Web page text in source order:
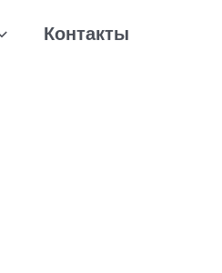
Контакты